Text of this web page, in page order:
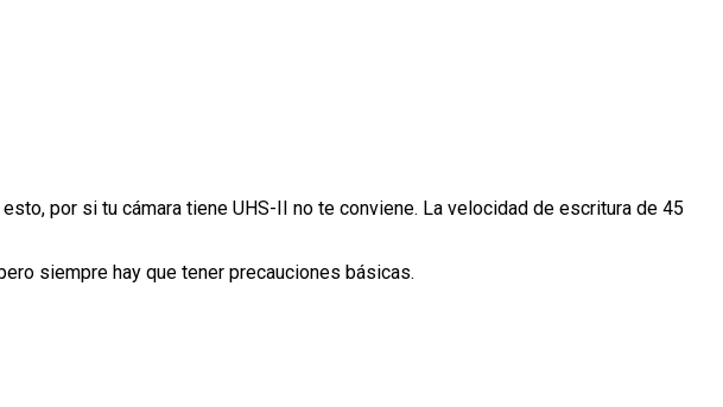
por si tu cámara tiene UHS-II no te conviene. La velocidad de escritura de 45
siempre hay que tener precauciones básicas.